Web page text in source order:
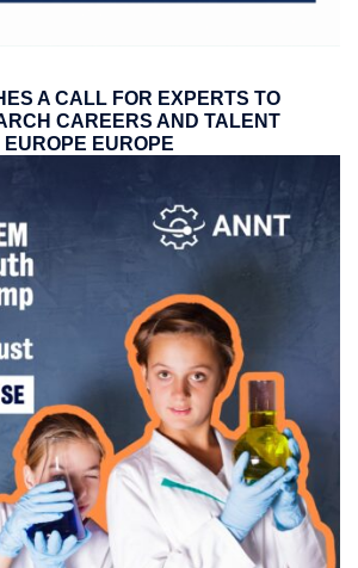
A CALL FOR EXPERTS TO
CAREERS AND TALENT
EUROPE